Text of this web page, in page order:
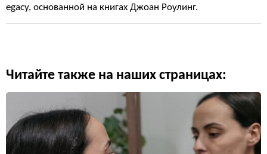
egacy, основанной на книгах Джоан Роулинг.
Читайте также на наших страницах: